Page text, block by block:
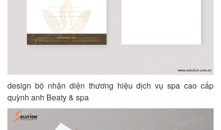
design bộ nhận diện thương hiệu dịch vụ spa cao cấp
quỳnh anh Beaty & spa